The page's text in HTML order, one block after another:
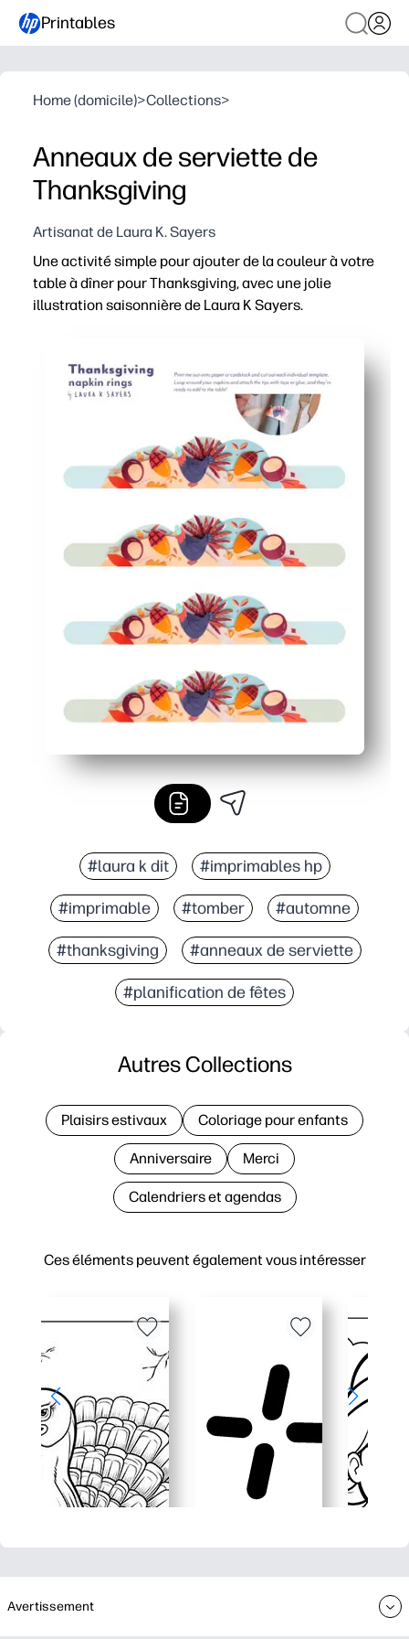
Printables
Home (domicile)>Collections>
Anneaux de serviette de
Thanksgiving
Artisanat de Laura K. Sayers
Une activité simple pour ajouter de la couleur à votre
table à dîner pour Thanksgiving, avec une jolie
illustration saisonnière de Laura K Sayers.
Pour occuper les enfants avant le dîner, entraînement
Vous pouvez personnaliser chaque bague avec des
Fonctionne avec des serviettes simples : rehausse
#laura k dit #imprimables hp
#imprimable #tomber #automne
#thanksgiving #anneaux de serviette
#planification de fêtes
Ces éléments peuvent également vous intéresser
Autres Collections
Plaisirs estivaux Coloriage pour enfants
Anniversaire Merci
Calendriers et agendas
Avertissement